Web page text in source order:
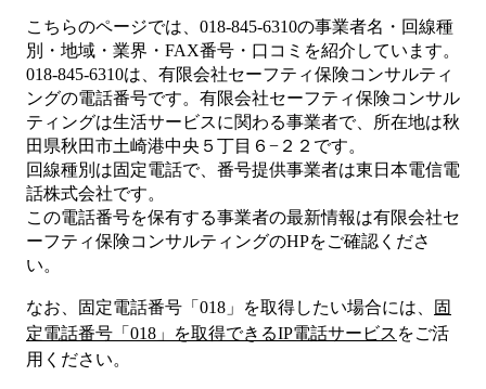
こちらのページでは、 018-845-6310の事業者名・回線種
別・地域・業界・FAX番号・口コミを紹介しています。
018-845-6310は、 有限会社セーフティ保険コンサルティ
ングの電話番号です。 有限会社セーフティ保険コンサル
ティングは生活サービスに関わる事業者で、所在地は秋
田県秋田市土崎港中央５丁目６−２２ です。
回線種別は固定電話で、番号提供事業者は東日本電信電
話株式会社です。
この電話番号を保有する事業者の最新情報は有限会社セ
ーフティ保険コンサルティングのHPをご確認くださ
い。
なお、固定電話番号「 018 」を取得したい場合には、
固
定電話番号「 018 」を取得できるIP電話サービス をご活
用ください。